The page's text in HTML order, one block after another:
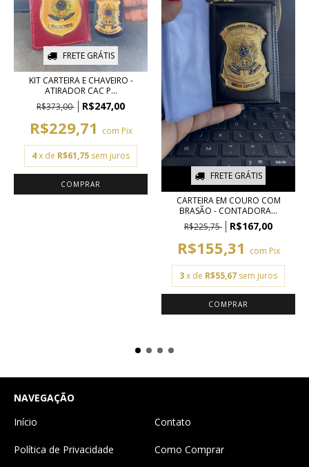
FRETE GRÁTIS
KIT CARTEIRA E CHAVEIRO -
ATIRADOR CAC P...
R$373,00
R$247,00
R$229,71 com Pix
4x de R$61,75 sem juros
FRETE GRÁTIS
CARTEIRA EM COURO COM
BRASÃO - CONTADORA...
R$225,75
R$167,00
R$155,31 com Pix
3x de R$55,67 sem juros
NAVEGAÇÃO
Início
Contato
Política de Privacidade Como Comprar